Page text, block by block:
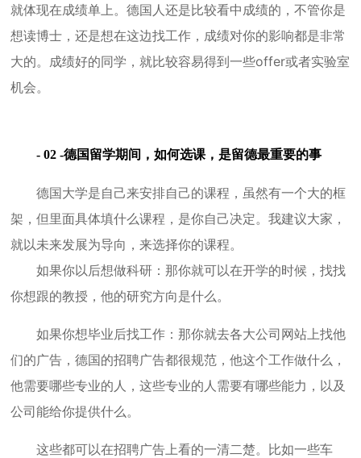
就体现在成绩单上。德国人还是比较看中成绩的，不管你是
想读博士，还是想在这边找工作，成绩对你的影响都是非常
大的。成绩好的同学，就比较容易得到一些offer或者实验室
机会。
- 02 -德国留学期间，如何选课，是留德最重要的事
德国大学是自己来安排自己的课程，虽然有一个大的框
架，但里面具体填什么课程，是你自己决定。我建议大家，
就以未来发展为导向，来选择你的课程。
如果你以后想做科研：那你就可以在开学的时候，找找
你想跟的教授，他的研究方向是什么。
如果你想毕业后找工作：那你就去各大公司网站上找他
们的广告，德国的招聘广告都很规范，他这个工作做什么，
他需要哪些专业的人，这些专业的人需要有哪些能力，以及
公司能给你提供什么。
这些都可以在招聘广告上看的一清二楚。比如一些车